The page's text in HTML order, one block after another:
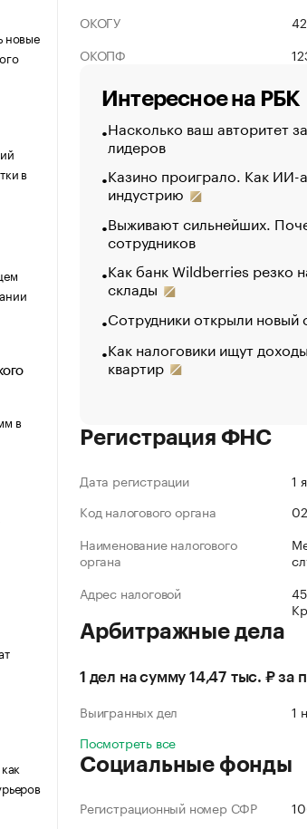
новые
в
в
ОКОГУ
ОКОПФ
Интересное на РБК
Насколько ваш авторитет
лидеров
Казино проиграло. Как
индустрию
Выживают сильнейших.
сотрудников
Как банк Wildberries резко
склады
Сотрудники открыли
Как налоговики ищут
квартир
Регистрация ФНС
Дата регистрации
1
Код налогового органа
Наименование налогового
органа
Адрес налоговой
Арбитражные дела
1 дел на сумму 14,47 тыс. ₽ за
Выигранных дел
1
Посмотреть все
Социальные фонды
Регистрационный номер СФР